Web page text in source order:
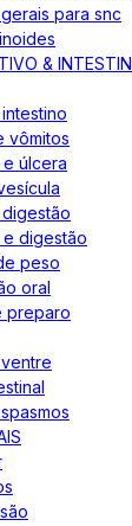
para snc
&
vômitos
e úlcera
e digestão
peso
oral
preparo